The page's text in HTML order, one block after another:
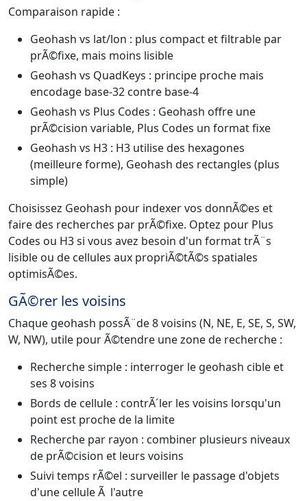
Comparaison rapide :
Geohash vs lat/lon : plus compact et filtrable par
prÃ©fixe, mais moins lisible
Geohash vs QuadKeys : principe proche mais
encodage base-32 contre base-4
Geohash vs Plus Codes : Geohash offre une
prÃ©cision variable, Plus Codes un format fixe
Geohash vs H3 : H3 utilise des hexagones
(meilleure forme), Geohash des rectangles (plus
simple)
Choisissez Geohash pour indexer vos donnÃ©es et
faire des recherches par prÃ©fixe. Optez pour Plus
Codes ou H3 si vous avez besoin d'un format trÃ¨s
lisible ou de cellules aux propriÃ©tÃ©s spatiales
optimisÃ©es.
GÃ©rer les voisins
Chaque geohash possÃ¨de 8 voisins (N, NE, E, SE, S, SW,
W, NW), utile pour Ã©tendre une zone de recherche :
Recherche simple : interroger le geohash cible et
ses 8 voisins
Bords de cellule : contrÃ´ler les voisins lorsqu'un
point est proche de la limite
Recherche par rayon : combiner plusieurs niveaux
de prÃ©cision et leurs voisins
Suivi temps rÃ©el : surveiller le passage d'objets
d'une cellule Ã l'autre